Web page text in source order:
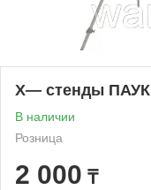
Х— стенды ПАУК
В наличии
Розница
2 000 ₸